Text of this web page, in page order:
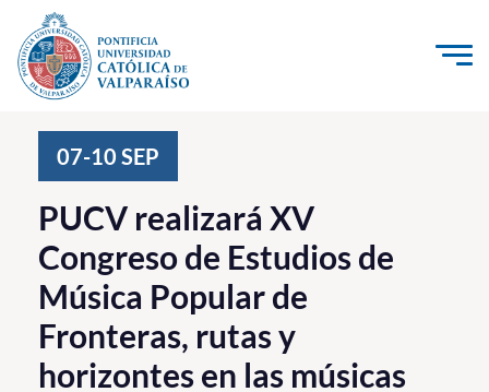
Click acá para ir directamente al contenido
Investigación, Creación e Innovación
PUCV Internacional
Vinculación con el Medio
Admisión
07-10 SEP
PUCV realizará XV
Congreso de Estudios de
Música Popular de
Fronteras, rutas y
horizontes en las músicas